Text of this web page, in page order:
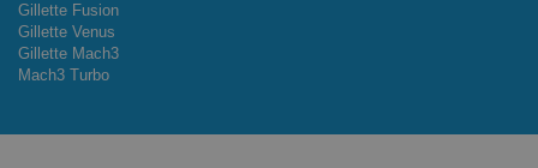
Gillette Fusion
Gillette Venus
Gillette Mach3
Mach3 Turbo